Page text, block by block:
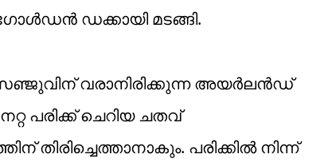
ഡക്കായി മടങ്ങി.
വരാനിരിക്കുന്ന അയര്‍ലന്‍ഡ്
പരിക്ക് ചെറിയ ചതവ്
തിരിച്ചെത്താനാകും. പരിക്കില്‍ നിന്ന്